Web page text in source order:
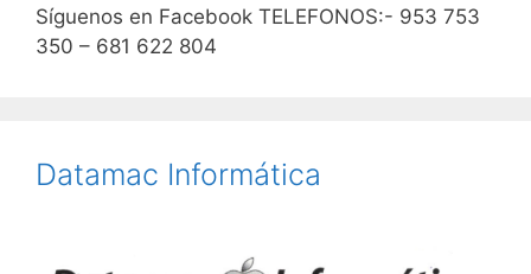
Síguenos en Facebook TELEFONOS:- 953 753
350 – 681 622 804
Datamac Informática